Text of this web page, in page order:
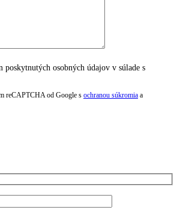
poskytnutých osobných údajov v súlade s
reCAPTCHA od Google s ochranou súkromia a